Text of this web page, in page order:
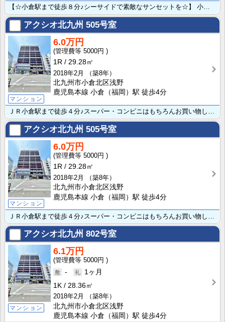
【☆小倉駅まで徒歩８分♪シーサイドで素敵なサンセットを☆】 小型犬・猫合わせて2匹まで☆通り沿いでオ･･･
アクシオ北九州 505号室
マンション
6.0万円
5000円
1R
29.28㎡
2018年2月
（築8年）
北九州市小倉北区浅野
鹿児島本線 小倉（福岡）駅 徒歩4分
ＪＲ小倉駅まで徒歩４分♪スーパー・コンビニはもちろんお買い物しやすく生活環境ともに交通アクセス良好★･･･
アクシオ北九州 505号室
マンション
6.0万円
5000円
1R
29.28㎡
2018年2月
（築8年）
北九州市小倉北区浅野
鹿児島本線 小倉（福岡）駅 徒歩4分
アクシオ北九州 802号室
マンション
6.1万円
5000円
-
1ヶ月
1K
28.36㎡
2018年2月
（築8年）
北九州市小倉北区浅野
鹿児島本線 小倉（福岡）駅 徒歩4分